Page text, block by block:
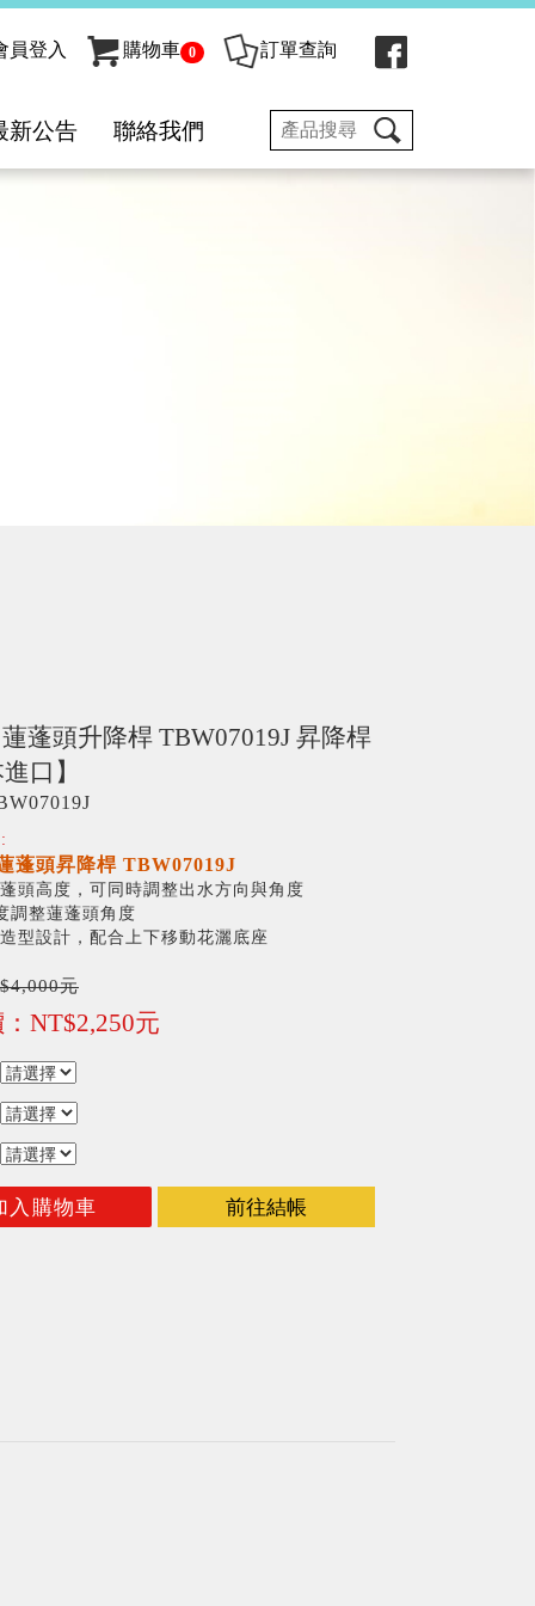
員登入 購物車 0 訂單查詢
新公告 聯絡我們
蓬頭升降桿 TBW07019J 昇降桿
口】
蓬頭昇降桿 TBW07019J
頭高度，可同時調整出水方向與角度
調整蓮蓬頭角度
型設計，配合上下移動花灑底座
元
NT$2,250元
入購物車 前往結帳